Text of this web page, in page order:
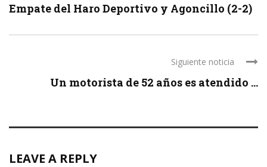
Empate del Haro Deportivo y Agoncillo (2-2)
Siguiente noticia
Un motorista de 52 años es atendido ...
LEAVE A REPLY